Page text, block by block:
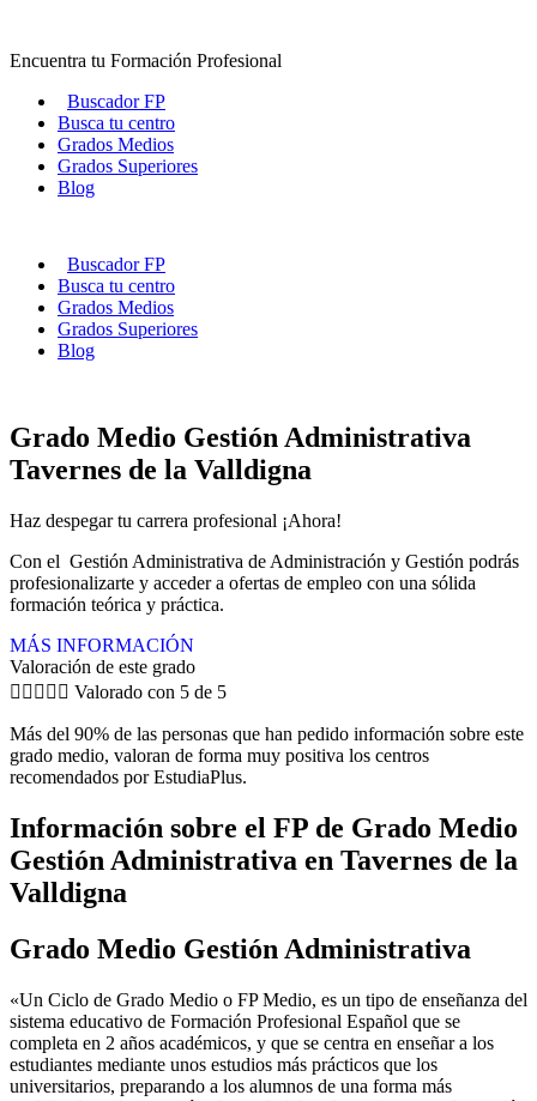
contenido
Encuentra tu Formación Profesional
Buscador FP
Busca tu centro
Grados Medios
Grados Superiores
Blog
Buscador FP
Busca tu centro
Grados Medios
Grados Superiores
Blog
Grado Medio Gestión Administrativa
Tavernes de la Valldigna
Haz despegar tu carrera profesional ¡Ahora!
Con el Gestión Administrativa de Administración y Gestión podrás
profesionalizarte y acceder a ofertas de empleo con una sólida
formación teórica y práctica.
MÁS INFORMACIÓN
Valoración de este grado
     Valorado con 5 de 5
Más del 90% de las personas que han pedido información sobre este
grado medio, valoran de forma muy positiva los centros
recomendados por EstudiaPlus.
Información sobre el FP de Grado Medio
Gestión Administrativa en Tavernes de la
Valldigna
Grado Medio Gestión Administrativa
«Un Ciclo de Grado Medio o FP Medio, es un tipo de enseñanza del
sistema educativo de Formación Profesional Español que se
completa en 2 años académicos, y que se centra en enseñar a los
estudiantes mediante unos estudios más prácticos que los
universitarios, preparando a los alumnos de una forma más